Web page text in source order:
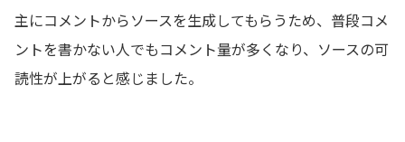
主にコメントからソースを生成してもらうため、普段コメ
ントを書かない人でもコメント量が多くなり、ソースの可
読性が上がると感じました。